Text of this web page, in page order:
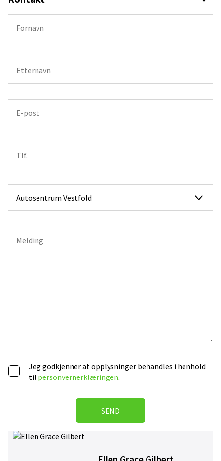
Robert Kaneblei: 97494000
Jeg godkjenner at opplysninger behandles i henhold
til personvernerklæringen.
SEND